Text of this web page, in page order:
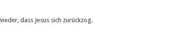
dass Jesus sich zurückzog.